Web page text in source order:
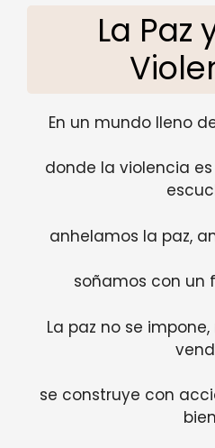
La Paz
En un mundo lleno
donde la violencia
anhelamos la paz,
soñamos con un
La paz no se
se construye con